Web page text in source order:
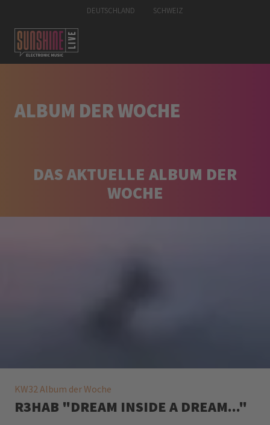
DEUTSCHLAND SCHWEIZ
ALBUM DER WOCHE
DAS AKTUELLE ALBUM DER
WOCHE
KW32 Album der Woche
R3HAB "DREAM INSIDE A DREAM..."